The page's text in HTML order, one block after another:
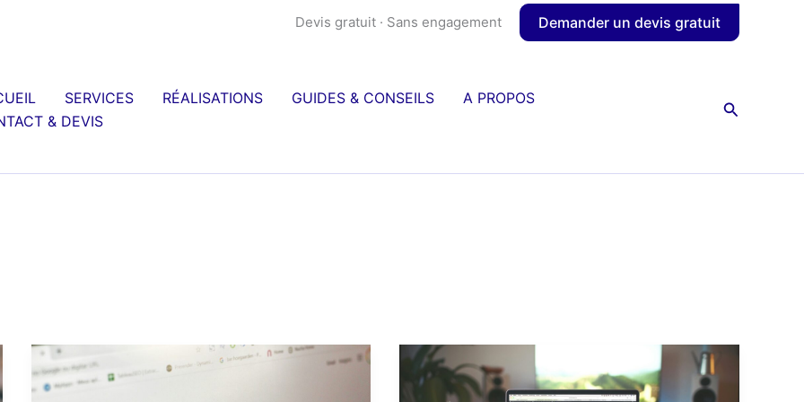
Devis gratuit · Sans engagement Demander un devis gratuit
SERVICES RÉALISATIONS GUIDES & CONSEILS
A PROPOS
& DEVIS
Comment
améliorer
Pourquoi
un